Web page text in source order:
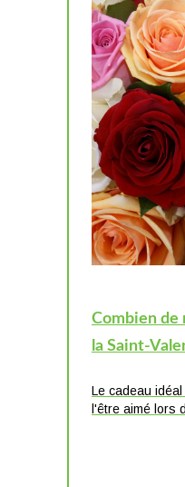
Combien de
la Saint-
Le cadeau
l'être aimé lors